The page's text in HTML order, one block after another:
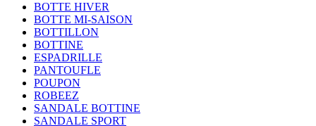
BOTTE HIVER
BOTTE MI-SAISON
BOTTILLON
BOTTINE
ESPADRILLE
PANTOUFLE
POUPON
ROBEEZ
SANDALE BOTTINE
SANDALE SPORT